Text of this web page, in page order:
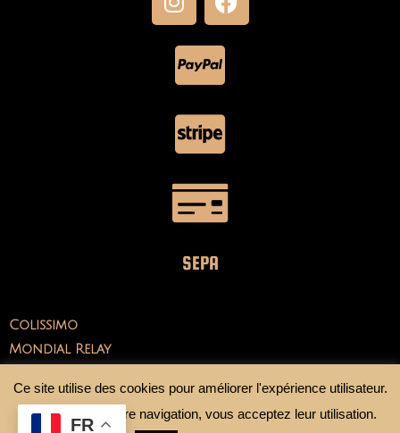
SEPA
Colissimo
Mondial Relay
Ce site utilise des cookies pour améliorer l'expérience utilisateur.
En continuant votre navigation, vous acceptez leur utilisation.
FR